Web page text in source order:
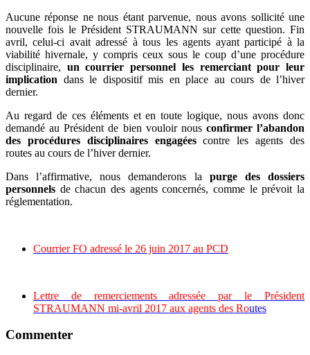
Aucune réponse ne nous étant parvenue, nous avons sollicité une
nouvelle fois le Président STRAUMANN sur cette question. Fin
avril, celui-ci avait adressé à tous les agents ayant participé à la
viabilité hivernale, y compris ceux sous le coup d’une procédure
disciplinaire, un courrier personnel les remerciant pour leur
implication dans le dispositif mis en place au cours de l’hiver
dernier.
Au regard de ces éléments et en toute logique, nous avons donc
demandé au Président de bien vouloir nous confirmer l’abandon
des procédures disciplinaires engagéescontre les agents des
routes au cours de l’hiver dernier.
Dans l’affirmative, nous demanderons la purge des dossiers
personnels de chacun des agents concernés, comme le prévoit la
réglementation.
Courrier FO adressé le 26 juin 2017 au PCD
Lettre de remerciements adressée par le Président
STRAUMANN mi-avril 2017 aux agents des Routes
Commenter